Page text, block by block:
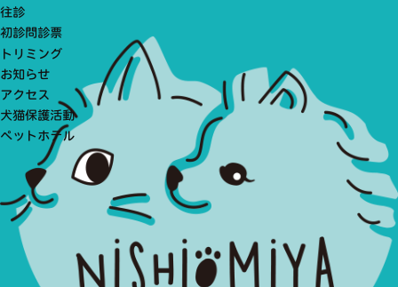
往診
初診問診票
トリミング
お知らせ
アクセス
犬猫保護活動
ペットホテル